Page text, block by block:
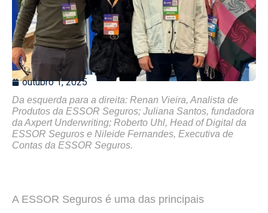
outubro 1, 2025
Da esquerda para a direita: Renan Vieira, Analista de
Produtos da ESSOR Seguros; Juliana Santos, fundadora
da Axpert Underwriting; Roberto Uhl, Head of Digital da
ESSOR Seguros e Nileide Fernandes, Executiva de
Contas da ESSOR Seguros.
A ESSOR Seguros é uma das principais